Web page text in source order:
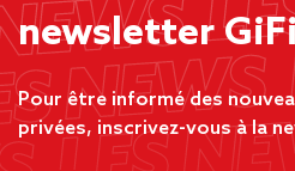
newsletter
Pour être informé des
privées, inscrivez-vous à la